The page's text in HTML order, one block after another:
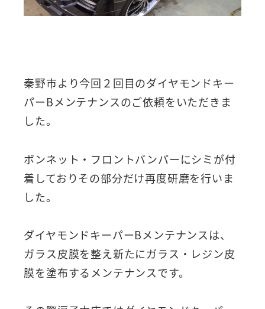
秦野市より今回２回目のダイヤモンドキー
パーBメンテナンスのご依頼をいただきま
した。
ボンネット・フロントバンパーにシミが付
着しておりその部分だけ再度研磨を行いま
した。
ダイヤモンドキーパーBメンテナンスは、
ガラス皮膜を整え新たにガラス・レジン皮
膜を塗布するメンテナンスです。